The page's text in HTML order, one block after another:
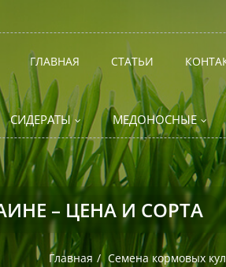
ГЛАВНАЯ СТАТЬИ
СИДЕРАТЫ МЕДОНОСНЫЕ
– ЦЕНА И СОРТА
Главная Семена кормовых